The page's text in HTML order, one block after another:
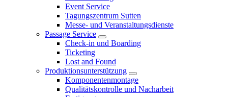
Event Service
Tagungszentrum Sutten
Messe- und Veranstaltungsdienste
Passage Service
Check-in und Boarding
Ticketing
Lost and Found
Produktionsunterstützung
Komponentenmontage
Qualitätskontrolle und Nacharbeit